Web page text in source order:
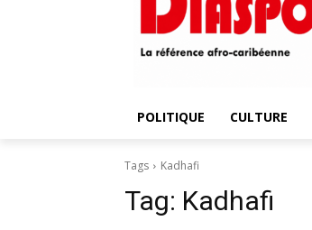
POLITIQUE CULTURE
Tags Kadhafi
Tag: Kadhafi